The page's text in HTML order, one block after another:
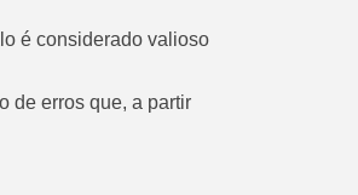
é considerado valioso
de erros que, a partir